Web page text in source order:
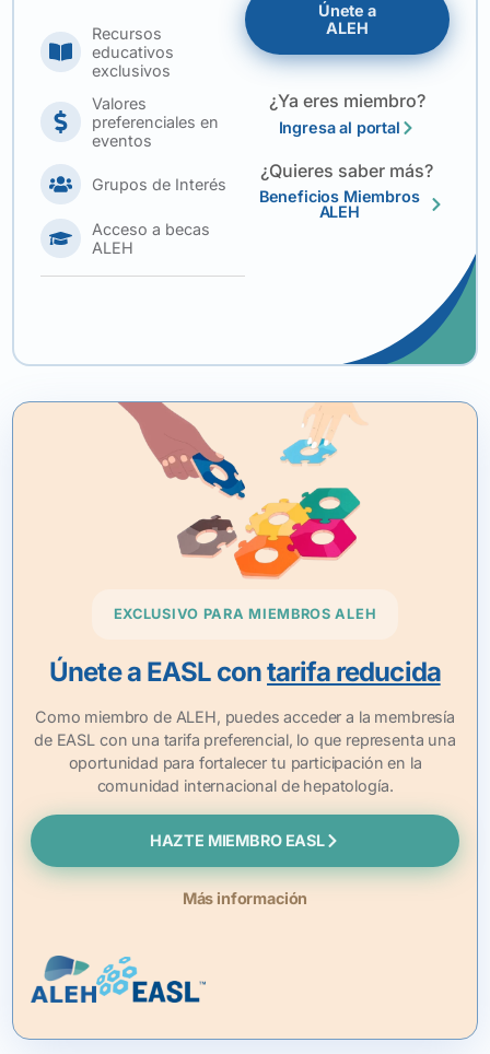
Recursos
educativos
exclusivos
Valores
preferenciales en
eventos
Grupos de Interés
Acceso a becas
ALEH
Únete a
ALEH
¿Ya eres miembro?
Ingresa al portal
¿Quieres saber más?
Beneficios Miembros
ALEH
EXCLUSIVO PARA MIEMBROS ALEH
Únete a EASL contarifa reducida
Como miembro de ALEH, puedes acceder a la membresía
de EASL con una tarifa preferencial, lo que representa una
oportunidad para fortalecer tu participación en la
comunidad internacional de hepatología.
HAZTE MIEMBRO EASL
Más información